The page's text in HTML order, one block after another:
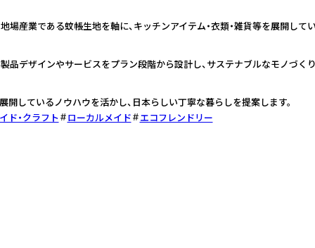
産業である蚊帳生地を軸に、キッチンアイテム・衣類・雑貨等を展開してい
品デザインやサービスをプラン段階から設計し、サステナブルなモノづく
しているノウハウを活かし、日本らしい丁寧な暮らしを提案します。
ド・クラフト
ローカルメイド エコフレンドリー